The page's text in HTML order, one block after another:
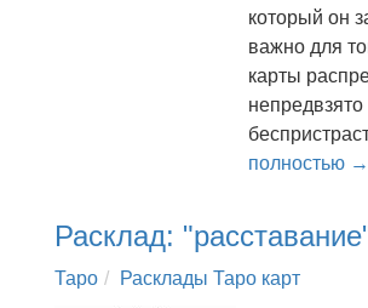
который он
важно для
карты
непредвзято
полностью →
Расклад:
Таро
Расклады Таро карт